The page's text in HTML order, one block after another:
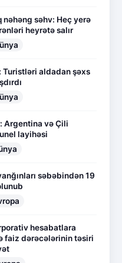
nəhəng səhv: Heç yerə
heyrətə salır
Turistləri aldadan şəxs
Argentina və Çili
layihəsi
səbəbindən 19
hesabatlara
faiz dərəcələrinin təsiri